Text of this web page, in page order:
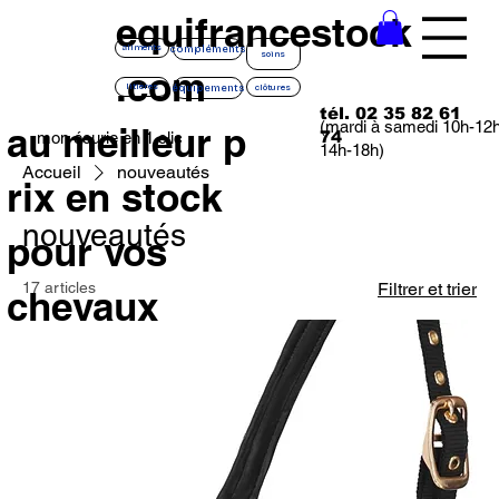
equifrancestock
.com
aliments
litières équipements
mon écurie en 1 clic
compléments
clôtures
soins
au meilleur p
rix en stock
pour vos
chevaux
tél. 02 35 82 61
74
(mardi à samedi 10h-
14h-18h)
Accueil nouveautés
nouveautés
17 articles Filtrer et trier